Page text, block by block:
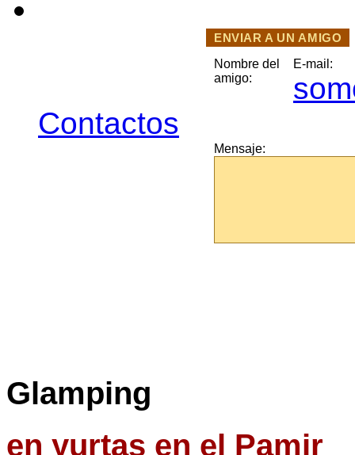
ENVIAR A UN AMIGO
Nombre del
amigo:
E-mail:
Mensaje:
Contactos
Glamping
en yurtas en el Pamir